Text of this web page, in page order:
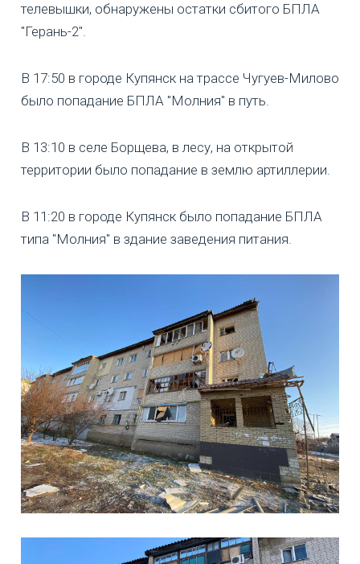
телевышки, обнаружены остатки сбитого БПЛА
"Герань-2".
В 17:50 в городе Купянск на трассе Чугуев-Милово
было попадание БПЛА "Молния" в путь.
В 13:10 в селе Борщева, в лесу, на открытой
территории было попадание в землю артиллерии.
В 11:20 в городе Купянск было попадание БПЛА
типа "Молния" в здание заведения питания.